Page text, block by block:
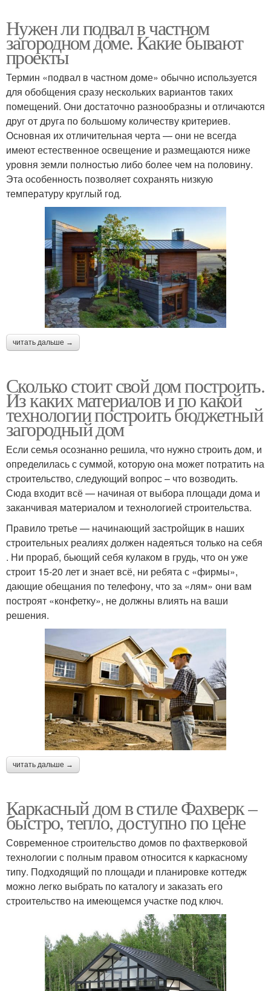
Нужен ли подвал в частном
загородном доме. Какие бывают
проекты
Термин «подвал в частном доме» обычно используется
для обобщения сразу нескольких вариантов таких
помещений. Они достаточно разнообразны и отличаются
друг от друга по большому количеству критериев.
Основная их отличительная черта — они не всегда
имеют естественное освещение и размещаются ниже
уровня земли полностью либо более чем на половину.
Эта особенность позволяет сохранять низкую
температуру круглый год.
читать дальше →
Сколько стоит свой дом построить.
Из каких материалов и по какой
технологии построить бюджетный
загородный дом
Если семья осознанно решила, что нужно строить дом, и
определилась с суммой, которую она может потратить на
строительство, следующий вопрос – что возводить.
Сюда входит всё — начиная от выбора площади дома и
заканчивая материалом и технологией строительства.
Правило третье — начинающий застройщик в наших
строительных реалиях должен надеяться только на себя
. Ни прораб, бьющий себя кулаком в грудь, что он уже
строит 15-20 лет и знает всё, ни ребята с «фирмы»,
дающие обещания по телефону, что за «лям» они вам
построят «конфетку», не должны влиять на ваши
решения.
читать дальше →
Каркасный дом в стиле Фахверк –
быстро, тепло, доступно по цене
Современное строительство домов по фахтверковой
технологии с полным правом относится к каркасному
типу. Подходящий по площади и планировке коттедж
можно легко выбрать по каталогу и заказать его
строительство на имеющемся участке под ключ.